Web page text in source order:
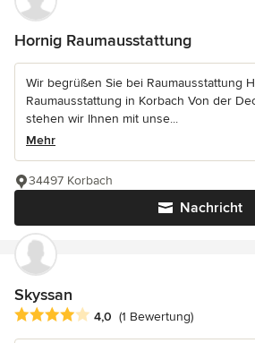
Hornig Raumausstattung
Wir begrüßen Sie bei Raumausstattung
Raumausstattung in Korbach Von der
stehen wir Ihnen mit unse...
Mehr
Nachricht
34497 Korbach
Skyssan
Durchschnittliche Bewertung: 4 von 5
4,0 (1 Bewertung)